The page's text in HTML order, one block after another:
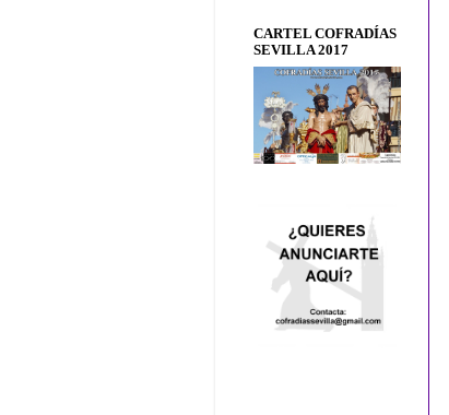
CARTEL COFRADÍAS
SEVILLA 2017